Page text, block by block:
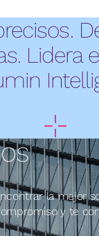
Lidera
la mejor
y te